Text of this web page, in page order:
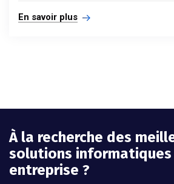
En savoir plus
À la recherche des
solutions
entreprise ?